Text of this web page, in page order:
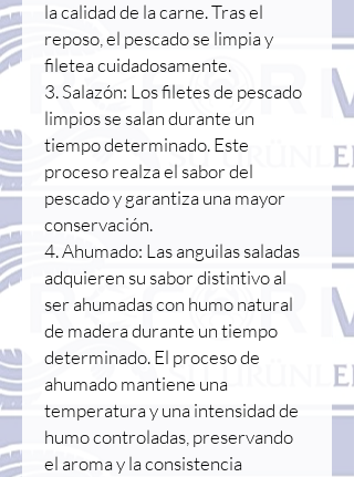
la calidad de la carne. Tras el
reposo, el pescado se limpia y
filetea cuidadosamente.
3. Salazón: Los filetes de pescado
limpios se salan durante un
tiempo determinado. Este
proceso realza el sabor del
pescado y garantiza una mayor
conservación.
4. Ahumado: Las anguilas saladas
adquieren su sabor distintivo al
ser ahumadas con humo natural
de madera durante un tiempo
determinado. El proceso de
ahumado mantiene una
temperatura y una intensidad de
humo controladas, preservando
el aroma y la consistencia